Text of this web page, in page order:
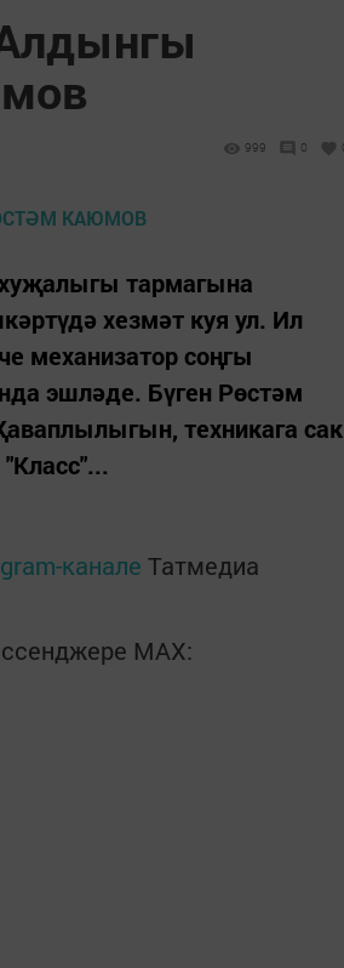
999 0
тармагына
хезмәт куя ул. Ил
механизатор соңгы
эшләде. Бүген Рөстәм
техникага сак
канале Татмедиа
MАХ: